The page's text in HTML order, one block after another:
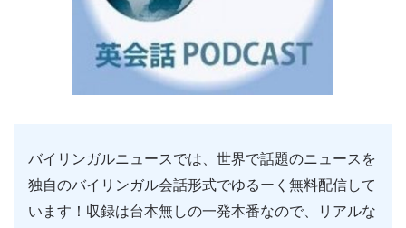
バイリンガルニュースでは、世界で話題のニュースを
独自のバイリンガル会話形式でゆるーく無料配信して
います！収録は台本無しの一発本番なので、リアルな